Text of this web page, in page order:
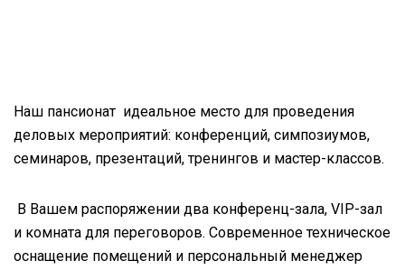
Наш пансионат идеальное место для проведения
деловых мероприятий: конференций, симпозиумов,
семинаров, презентаций, тренингов и мастер-классов.
В Вашем распоряжении два конференц-зала, VIP-зал
и комната для переговоров. Современное техническое
оснащение помещений и персональный менеджер